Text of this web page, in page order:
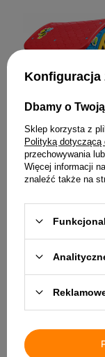
Domek Zestaw
Duży Dom Dla
Niebieski 5075
329,18 zł
Jeździk Mercedes
3316TA Niebieski
Konfiguracja
Dbamy o
Sklep korzysta z
Polityką dotyczącą
przechowywania
Więcej informacji
znaleźć także na